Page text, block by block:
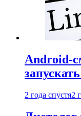
Android-
2 года спустя2